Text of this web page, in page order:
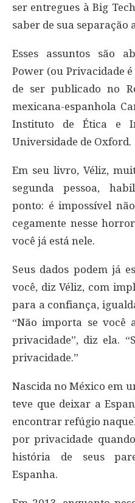
ser entregues à Big
saber de sua separação
Esses assuntos são
Power (ou Privacidade
de ser publicado no
mexicana-espanhola
Instituto de Ética e
Universidade de Oxford.
Em seu livro, Véliz,
segunda pessoa,
ponto: é impossível
cegamente nesse
você já está nele.
Seus dados podem já
você, diz Véliz, com
para a confiança,
“Não importa se você
privacidade”, diz ela.
privacidade.”
Nascida no México em
teve que deixar a
encontrar refúgio
por privacidade
história de seus
Espanha.